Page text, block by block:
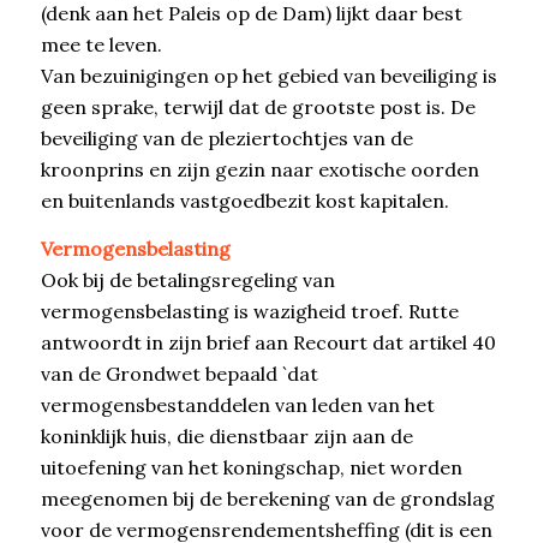
(denk aan het Paleis op de Dam) lijkt daar best
mee te leven.
Van bezuinigingen op het gebied van beveiliging is
geen sprake, terwijl dat de grootste post is. De
beveiliging van de pleziertochtjes van de
kroonprins en zijn gezin naar exotische oorden
en buitenlands vastgoedbezit kost kapitalen.
Vermogensbelasting
Ook bij de betalingsregeling van
vermogensbelasting is wazigheid troef. Rutte
antwoordt in zijn brief aan Recourt dat artikel 40
van de Grondwet bepaald `dat
vermogensbestanddelen van leden van het
koninklijk huis, die dienstbaar zijn aan de
uitoefening van het koningschap, niet worden
meegenomen bij de berekening van de grondslag
voor de vermogensrendementsheffing (dit is een